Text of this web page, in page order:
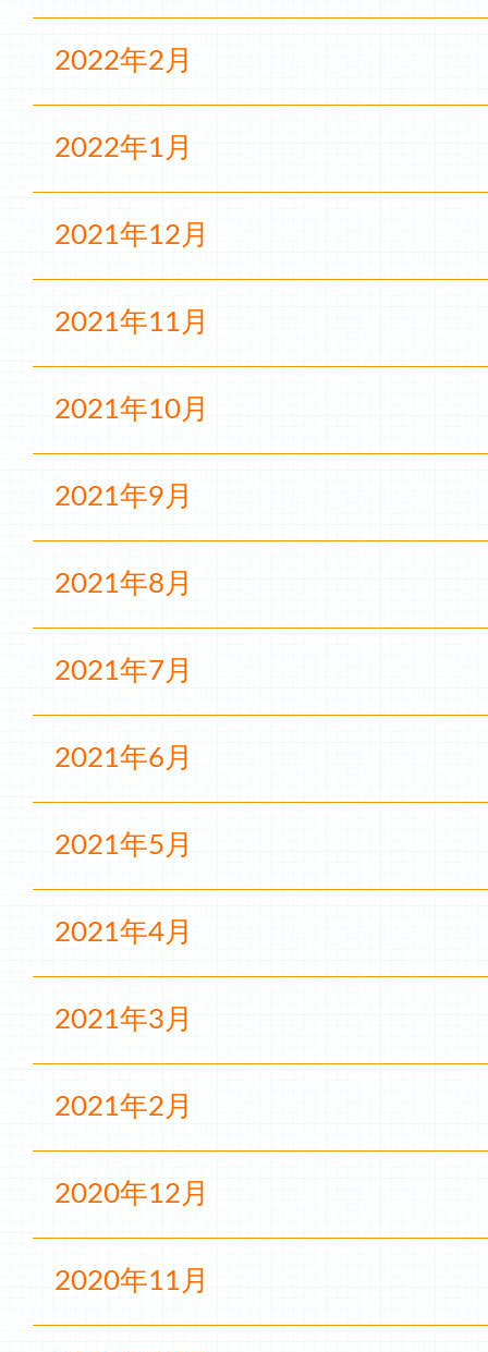
2022年2月
2022年1月
2021年12月
2021年11月
2021年10月
2021年9月
2021年8月
2021年7月
2021年6月
2021年5月
2021年4月
2021年3月
2021年2月
2020年12月
2020年11月